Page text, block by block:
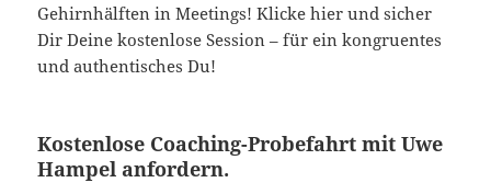
Gehirnhälften in Meetings! Klicke hier und sicher
Dir Deine kostenlose Session – für ein kongruentes
und authentisches Du!
Kostenlose Coaching-Probefahrt mit Uwe
Hampel anfordern.